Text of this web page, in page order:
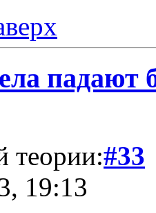
падают
теории:#33
19:13